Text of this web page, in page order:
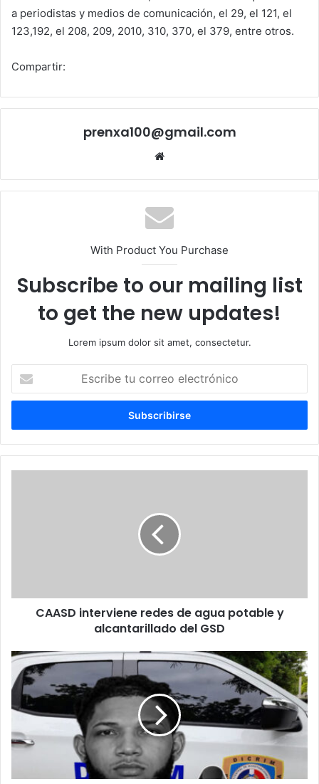
a periodistas y medios de comunicación, el 29, el 121, el
123,192, el 208, 209, 2010, 310, 370, el 379, entre otros.
Compartir:
prenxa100@gmail.com
With Product You Purchase
Subscribe to our mailing list
to get the new updates!
Lorem ipsum dolor sit amet, consectetur.
correo
del
CAASD interviene redes de agua potable y
alcantarillado del GSD
Equipo
de
la
Dicrim
mata
a
“César
en